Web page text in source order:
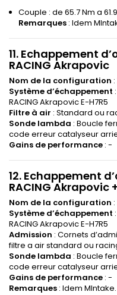
Couple : de 65.7 Nm a
Remarques : Idem
11. Echappement
RACING Akrapovic
Nom de la configuration :
Système d’échappement
RACING Akrapovic E-H7R5
Filtre à air : Standard ou
Sonde lambda : Boucle
code erreur catalyseur
Gains de performance : -
12. Echappement
RACING Akrapovic
Nom de la configuration :
Système d’échappement
RACING Akrapovic E-H7R5
Admission : Cornets
filtre a air standard ou
Sonde lambda : Boucle
code erreur catalyseur
Gains de performance : -
Remarques : Idem MIntake.